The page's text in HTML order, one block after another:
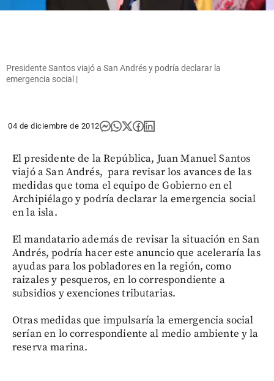
Presidente Santos viajó a San Andrés y podría declarar la
emergencia social |
04 de diciembre de 2012
El presidente de la República, Juan Manuel Santos
viajó a San Andrés, para revisar los avances de las
medidas que toma el equipo de Gobierno en el
Archipiélago y podría declarar la emergencia social
en la isla.
El mandatario además de revisar la situación en San
Andrés, podría hacer este anuncio que aceleraría las
ayudas para los pobladores en la región, como
raizales y pesqueros, en lo correspondiente a
subsidios y exenciones tributarias.
Otras medidas que impulsaría la emergencia social
serían en lo correspondiente al medio ambiente y la
reserva marina.